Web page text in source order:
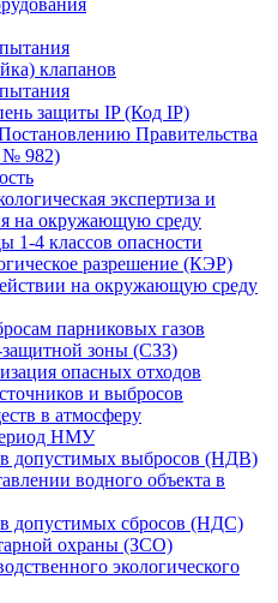
клапанов
защиты IP (Код IP)
Правительства
№ 982)
экспертиза и
на окружающую среду
1-4 классов опасности
разрешение (КЭР)
на окружающую среду
парниковых газов
зоны (СЗЗ)
опасных отходов
и выбросов
в атмосферу
НМУ
допустимых выбросов (НДВ)
водного объекта в
допустимых сбросов (НДС)
охраны (ЗСО)
экологического